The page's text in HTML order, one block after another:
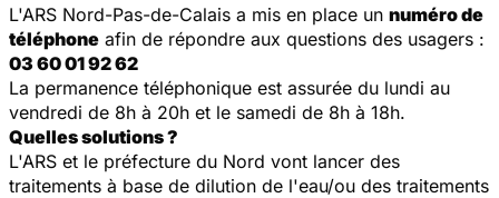
L'ARS Nord-Pas-de-Calais a mis en place un numéro de
téléphone afin de répondre aux questions des usagers :
03 60 01 92 62
La permanence téléphonique est assurée du lundi au
vendredi de 8h à 20h et le samedi de 8h à 18h.
Quelles solutions ?
L'ARS et le préfecture du Nord vont lancer des
traitements à base de dilution de l'eau/ou des traitements